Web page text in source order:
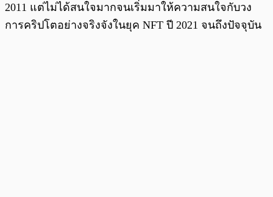
2011 แต่ไม่ได้สนใจมากจนเริ่มมาให้ความสนใจกับวง
การคริปโตอย่างจริงจังในยุค NFT ปี 2021 จนถึงปัจจุบัน